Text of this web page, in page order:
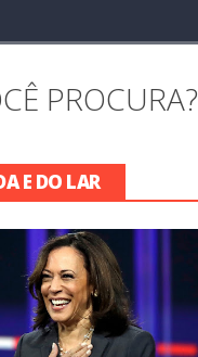
PROCURA?
E DO LAR